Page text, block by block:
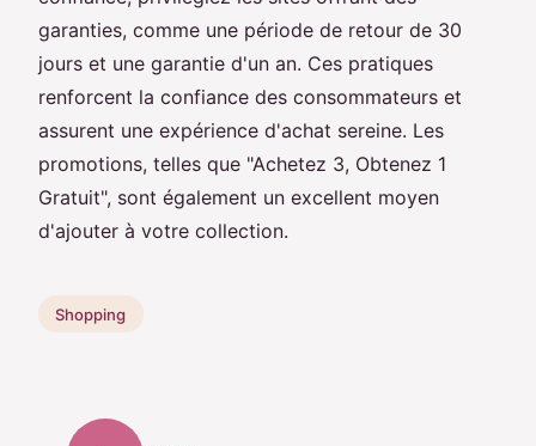
garanties, comme une période de retour de 30
jours et une garantie d'un an. Ces pratiques
renforcent la confiance des consommateurs et
assurent une expérience d'achat sereine. Les
promotions, telles que "Achetez 3, Obtenez 1
Gratuit", sont également un excellent moyen
d'ajouter à votre collection.
Shopping